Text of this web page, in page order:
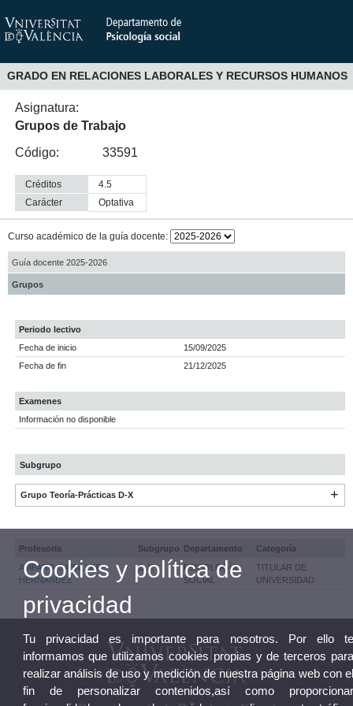
GRADO EN RELACIONES LABORALES Y RECURSOS HUMANOS
Asignatura:
Grupos de Trabajo
Código:
33591
Créditos
4.5
Carácter
optativa
Curso académico de la guía docente:
Guía docente 2025-2026
Grupos
Periodo lectivo
Fecha de inicio
15/09/2025
Fecha de fin
21/12/2025
Examenes
Información no disponible
Subgrupo
Grupo Teoría-Prácticas D-X
Profesor/a Subgrupo Departamento
Categoría
AMPARO CABALLER
HERNANDEZ
D-X
PSICOLOGÍA
SOCIAL
TITULAR DE
UNIVERSIDAD
Cookies y política de
privacidad
Tu privacidad es importante para nosotros. Por ello
informamos que utilizamos cookies propias y de terceros
realizar análisis de uso y medición de nuestra página web con
fin de personalizar contenidos,así como